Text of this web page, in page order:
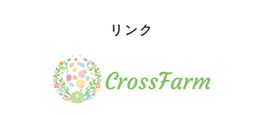
リンク